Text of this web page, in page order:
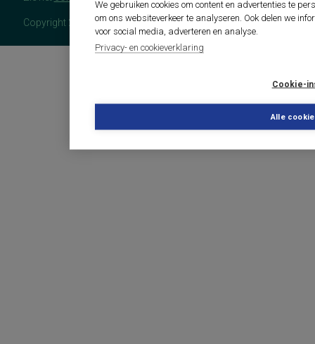
We gebruiken cookies om content en advertenties te
om ons websiteverkeer te analyseren. Ook delen we
voor social media, adverteren en analyse.
Privacy- en cookieverklaring
Cookie-
Alle
Copyright 2026 - COTAN Documentatie